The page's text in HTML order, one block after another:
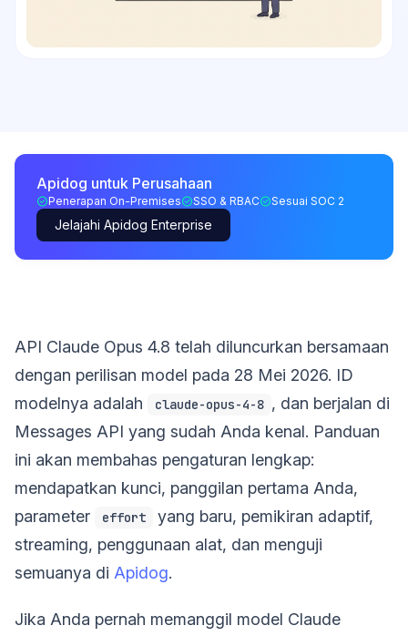
Apidog untuk Perusahaan
Penerapan On-Premises SSO & RBAC Sesuai SOC 2
Jelajahi Apidog Enterprise
API Claude Opus 4.8 telah diluncurkan bersamaan
dengan perilisan model pada 28 Mei 2026. ID
modelnya adalah
claude-opus-4-8 , dan berjalan di
Messages API yang sudah Anda kenal. Panduan
ini akan membahas pengaturan lengkap:
mendapatkan kunci, panggilan pertama Anda,
parameter
effort
yang baru, pemikiran adaptif,
streaming, penggunaan alat, dan menguji
semuanya di Apidog.
Jika Anda pernah memanggil model Claude